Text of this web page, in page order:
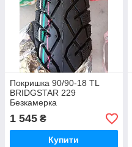
Покришка 90/90-18 TL
BRIDGSTAR 229
Безкамерка
1 545 ₴
Купити